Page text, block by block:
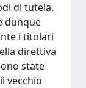
di tutela.
dunque
i titolari
direttiva
state
vecchio